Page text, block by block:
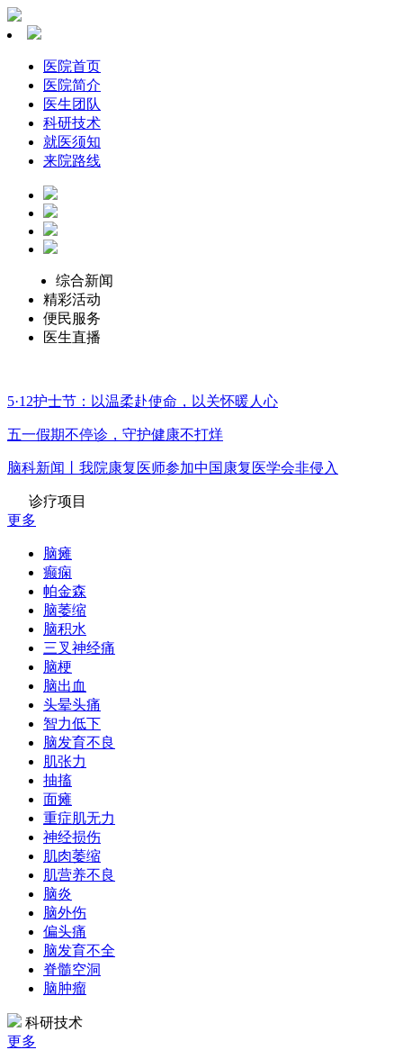
医院首页
医院简介
医生团队
科研技术
就医须知
来院路线
综合新闻
精彩活动
便民服务
医生直播
5·12护士节：以温柔赴使命，以关怀暖人心
五一假期不停诊，守护健康不打烊
脑科新闻丨我院康复医师参加中国康复医学会非侵入
诊疗项目
更多
脑瘫
癫痫
帕金森
脑萎缩
脑积水
三叉神经痛
脑梗
脑出血
头晕头痛
智力低下
脑发育不良
肌张力
抽搐
面瘫
重症肌无力
神经损伤
肌肉萎缩
肌营养不良
脑炎
脑外伤
偏头痛
脑发育不全
脊髓空洞
脑肿瘤
科研技术
更多